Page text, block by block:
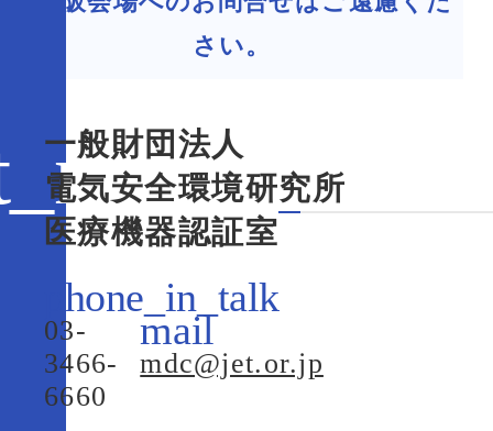
さい。
一般財団法人
電気安全環境研究所
医療機器認証室
03-
3466-
6660
mdc@jet.or.jp